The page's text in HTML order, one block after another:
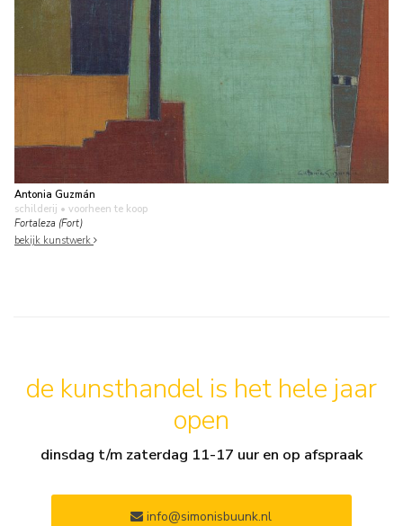
Antonia Guzmán
schilderij • voorheen te koop
Fortaleza (Fort)
bekijk kunstwerk
de kunsthandel is het hele jaar
open
dinsdag t/m zaterdag 11-17 uur en op afspraak
info@simonisbuunk.nl